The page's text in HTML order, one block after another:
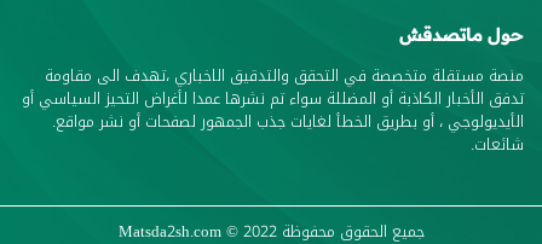
حول ماتصدقش
منصة مستقلة متخصصة في التحقق والتدقيق الاخباري ،تهدف الى مقاومة
تدفق الأخبار الكاذبة أو المضللة سواء تم نشرها عمدا لأغراض التحيز السياسي أو
الأيديولوجي ، أو بطريق الخطأ لغايات جذب الجمهور لصفحات أو نشر مواقع.
شائعات.
جميع الحقوق محفوظة Matsda2sh.com© 2022